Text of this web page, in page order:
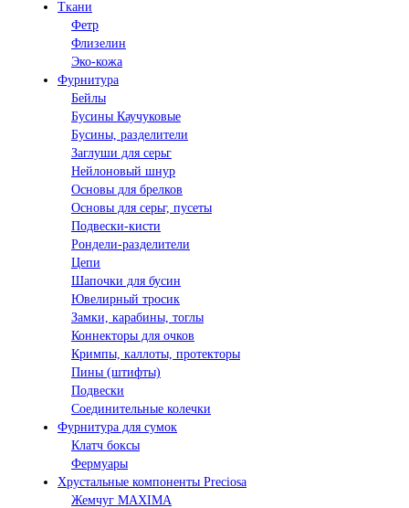
Ткани
Фетр
Флизелин
Эко-кожа
Фурнитура
Бейлы
Бусины Каучуковые
Бусины, разделители
Заглуши для серьг
Нейлоновый шнур
Основы для брелков
Основы для серьг, пусеты
Подвески-кисти
Рондели-разделители
Цепи
Шапочки для бусин
Ювелирный тросик
Замки, карабины, тоглы
Коннекторы для очков
Кримпы, каллоты, протекторы
Пины (штифты)
Подвески
Соединительные колечки
Фурнитура для сумок
Клатч боксы
Фермуары
Хрустальные компоненты Preciosa
Жемчуг MAXIMA